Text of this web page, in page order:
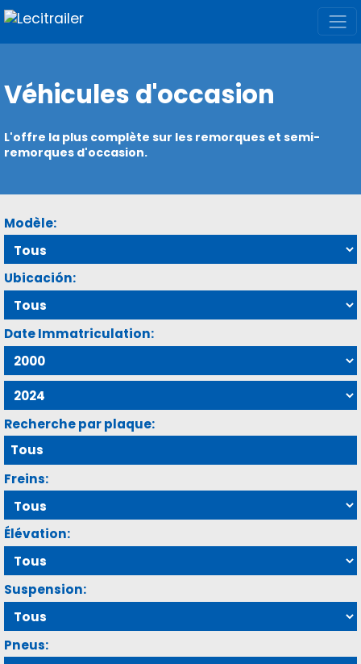
Véhicules d'occasion
L'offre la plus complète sur les remorques et semi-
remorques d'occasion.
Modèle:
Ubicación:
Date Immatriculation:
Recherche par plaque:
Freins:
Élévation:
Suspension:
Pneus: